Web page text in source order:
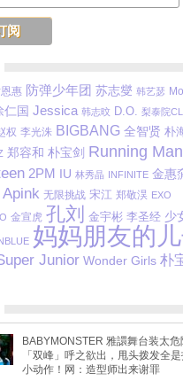
惠 防弹少年团 苏志燮 韩艺瑟
仁国 Jessica 韩志旼 D.O. 梨泰院
权 李光洙 BIGBANG 全智贤 朴
郑容和 朴宝剑 Running Man
2PM IU 林秀晶 INFINITE 金惠
Apink 无限挑战 宋江 郑敬淏 EXO
金宣虎 孔刘 金宇彬 李圣经 少
妈妈朋友的
Junior Wonder Girls 朴
BABYMONSTER 雅譞舞台装太危
「双峰」呼之欲出，甩头拨发全
小动作！网：造型师出来谢罪